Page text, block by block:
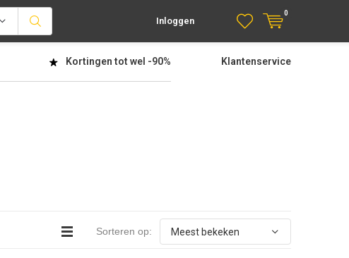
Inloggen
0
Kortingen tot wel -90% Klantenservice
Sorteren op: